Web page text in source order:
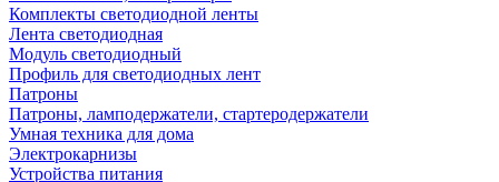
Комплекты светодиодной ленты
Лента светодиодная
Модуль светодиодный
Профиль для светодиодных лент
Патроны
Патроны, ламподержатели, стартеродержатели
Умная техника для дома
Электрокарнизы
Устройства питания